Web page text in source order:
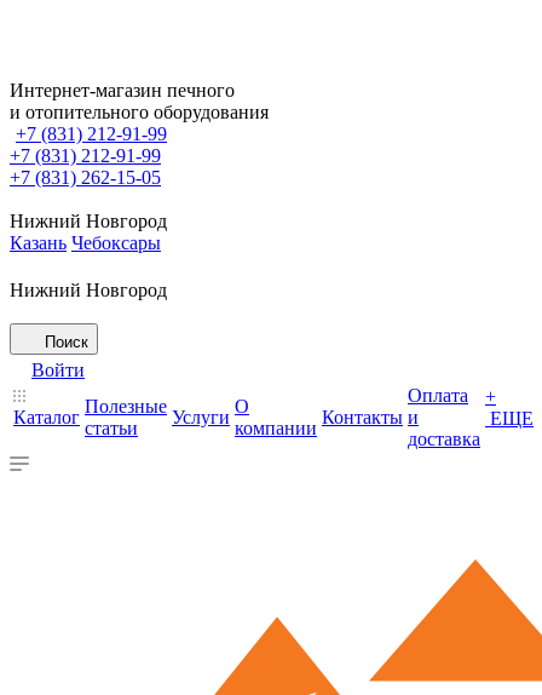
Интернет-магазин печного
и отопительного оборудования
+7 (831) 212-91-99
+7 (831) 212-91-99
+7 (831) 262-15-05
Нижний Новгород
Казань Чебоксары
Нижний Новгород
Поиск
Войти
Каталог
Полезные
статьи
Услуги
О
компании
Контакты
Оплата
и
доставка
+
ЕЩЕ